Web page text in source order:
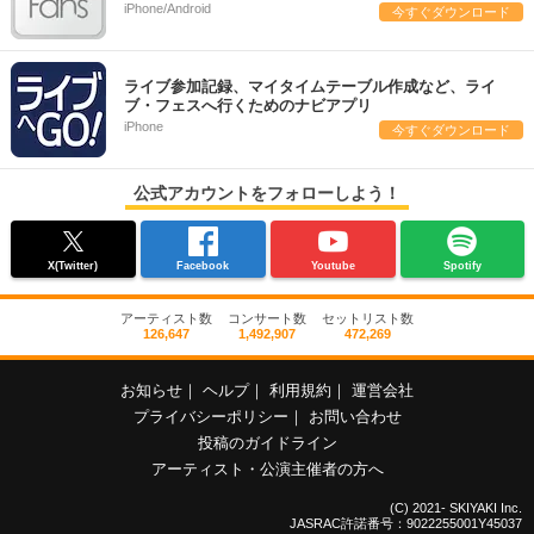
iPhone/Android 今すぐダウンロード
ライブ参加記録、マイタイムテーブル作成など、ライ
ブ・フェスへ行くためのナビアプリ
iPhone 今すぐダウンロード
公式アカウントをフォローしよう！
X(Twitter) Facebook Youtube Spotify
アーティスト数
126,647
コンサート数
1,492,907
セットリスト数
472,269
お知らせ ｜ ヘルプ｜ 利用規約 ｜ 運営会社
プライバシーポリシー ｜
お問い合わせ
投稿のガイドライン
アーティスト・公演主催者の方へ
(C) 2021- SKIYAKI Inc.
JASRAC許諾番号：9022255001Y45037